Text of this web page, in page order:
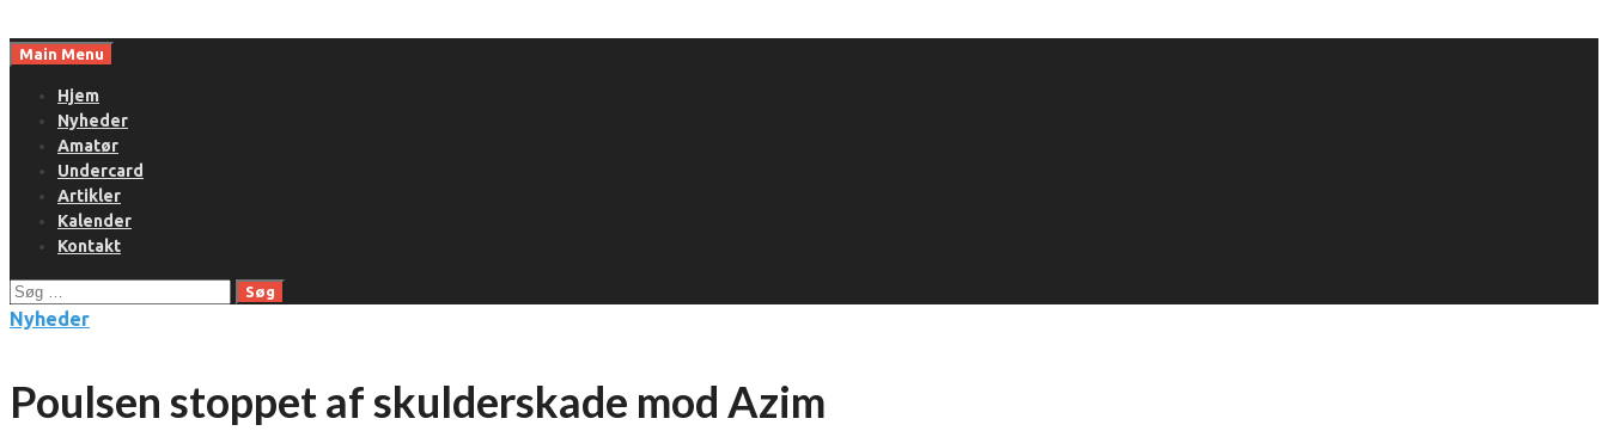
toMain Menu
Hjem
Nyheder
Amatør
Undercard
Artikler
Kalender
Kontakt
Søg
efter:
Nyheder
Poulsen stoppet af skulderskade mod Azim